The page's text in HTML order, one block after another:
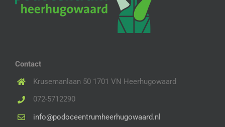
Contact
Krusemanlaan 50 1701 VN Heerhugowaard
072-5712290
info@podoceentrumheerhugowaard.nl